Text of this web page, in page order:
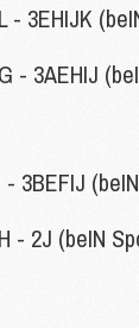
- 3EHIJK
- 3AEHIJ
3BEFIJ
- 2J (beIN